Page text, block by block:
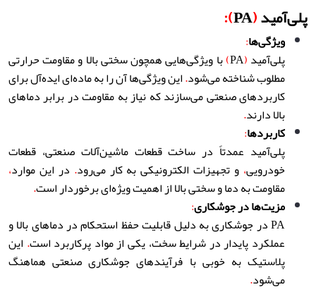
پلی‌آمید(
PA
):
ویژگی‌ها:
پلی‌آمید(
PA
)با ویژگی‌هایی همچون سختی بالا و مقاومت حرارتی
مطلوب شناخته می‌شود.این ویژگی‌ها آن را به ماده‌ای ایده‌آل برای
کاربردهای صنعتی می‌سازند که نیاز به مقاومت در برابر دماهای
بالا دارند.
کاربردها:
پلی‌آمید عمدتاً در ساخت قطعات ماشین‌آلات صنعتی، قطعات
خودرویی، و تجهیزات الکترونیکی به کار می‌رود. در این موارد،
مقاومت به دما و سختی بالا از اهمیت ویژه‌ای برخوردار است.
مزیت‌ها در جوشکاری:
PA در جوشکاری به دلیل قابلیت حفظ استحکام در دماهای بالا و
عملکرد پایدار در شرایط سخت، یکی از مواد پرکاربرد است. این
پلاستیک به خوبی با فرآیندهای جوشکاری صنعتی هماهنگ
می‌شود.